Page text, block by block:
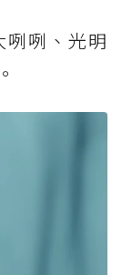
咧咧、光明